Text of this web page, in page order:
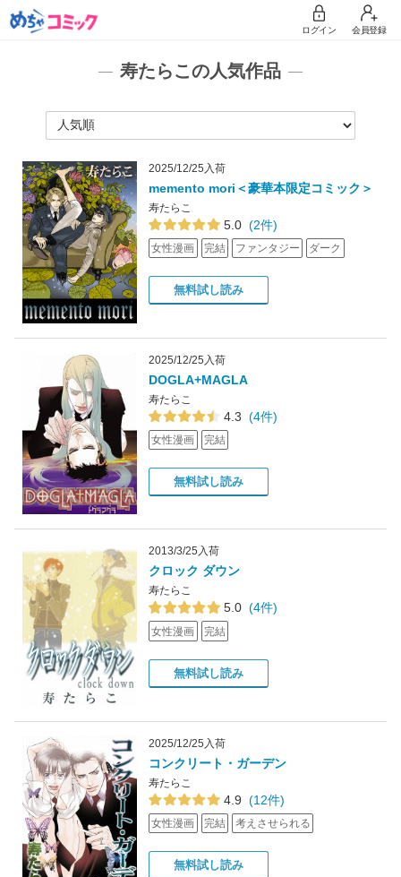
ログイン 会員登録
寿たらこの人気作品
2025/12/25入荷
memento mori＜豪華本限定コミック＞
寿たらこ
5.0 (2件)
女性漫画 完結 ファンタジー ダーク
無料試し読み
2025/12/25入荷
DOGLA+MAGLA
寿たらこ
4.3 (4件)
女性漫画 完結
無料試し読み
2013/3/25入荷
クロック ダウン
寿たらこ
5.0 (4件)
女性漫画 完結
無料試し読み
2025/12/25入荷
コンクリート・ガーデン
寿たらこ
4.9 (12件)
女性漫画 完結 考えさせられる
無料試し読み